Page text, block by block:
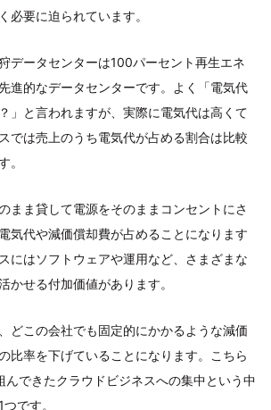
必要に迫られています。
データセンターは100パーセント再生エネ
進的なデータセンターです。よく「電気代
」と言われますが、実際に電気代は高くて
では売上のうち電気代が占める割合は比較
。
まま貸して電源をそのままコンセントにさ
気代や減価償却費が占めることになります
にはソフトウェアや運用など、さまざまな
かせる付加価値があります。
どこの会社でも固定的にかかるような減価
比率を下げていることになります。こちら
んできたクラウドビジネスへの集中という中
です。